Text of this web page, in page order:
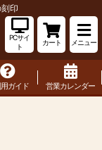
印
PCサイ
ト
カート メニュー
ガイド 営業カレンダー